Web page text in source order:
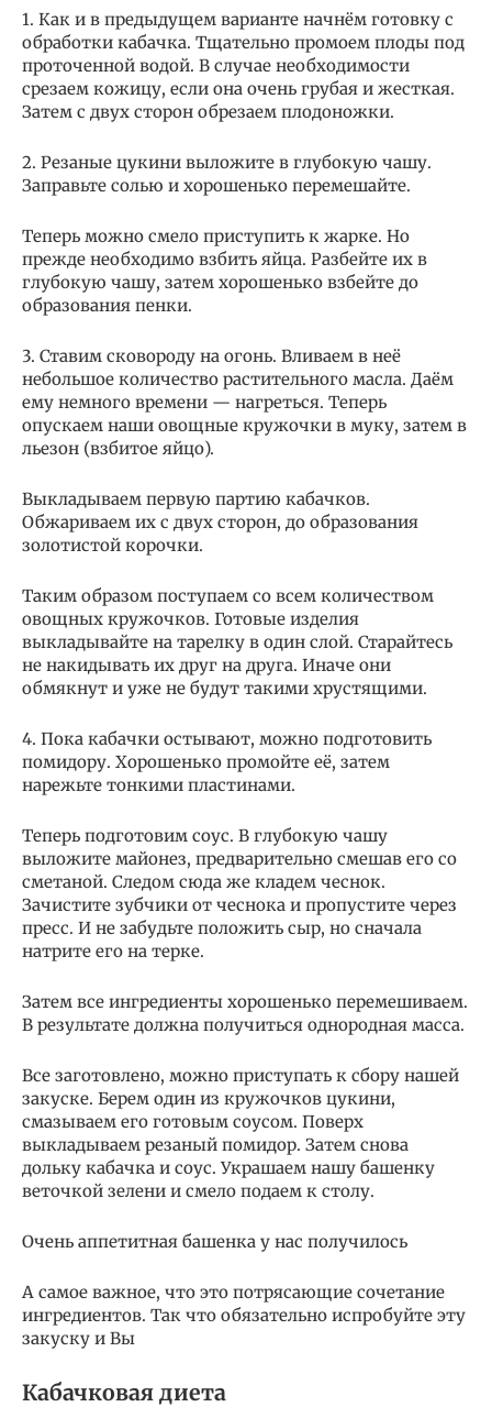
1. Как и в предыдущем варианте начнём готовку с
обработки кабачка. Тщательно промоем плоды под
проточенной водой. В случае необходимости
срезаем кожицу, если она очень грубая и жесткая.
Затем с двух сторон обрезаем плодоножки.
2. Резаные цукини выложите в глубокую чашу.
Заправьте солью и хорошенько перемешайте.
Теперь можно смело приступить к жарке. Но
прежде необходимо взбить яйца. Разбейте их в
глубокую чашу, затем хорошенько взбейте до
образования пенки.
3. Ставим сковороду на огонь. Вливаем в неё
небольшое количество растительного масла. Даём
ему немного времени — нагреться. Теперь
опускаем наши овощные кружочки в муку, затем в
льезон (взбитое яйцо).
Выкладываем первую партию кабачков.
Обжариваем их с двух сторон, до образования
золотистой корочки.
Таким образом поступаем со всем количеством
овощных кружочков. Готовые изделия
выкладывайте на тарелку в один слой. Старайтесь
не накидывать их друг на друга. Иначе они
обмякнут и уже не будут такими хрустящими.
4. Пока кабачки остывают, можно подготовить
помидору. Хорошенько промойте её, затем
нарежьте тонкими пластинами.
Теперь подготовим соус. В глубокую чашу
выложите майонез, предварительно смешав его со
сметаной. Следом сюда же кладем чеснок.
Зачистите зубчики от чеснока и пропустите через
пресс. И не забудьте положить сыр, но сначала
натрите его на терке.
Затем все ингредиенты хорошенько перемешиваем.
В результате должна получиться однородная масса.
Все заготовлено, можно приступать к сбору нашей
закуске. Берем один из кружочков цукини,
смазываем его готовым соусом. Поверх
выкладываем резаный помидор. Затем снова
дольку кабачка и соус. Украшаем нашу башенку
веточкой зелени и смело подаем к столу.
Очень аппетитная башенка у нас получилось
А самое важное, что это потрясающие сочетание
ингредиентов. Так что обязательно испробуйте эту
закуску и Вы
Кабачковая диета